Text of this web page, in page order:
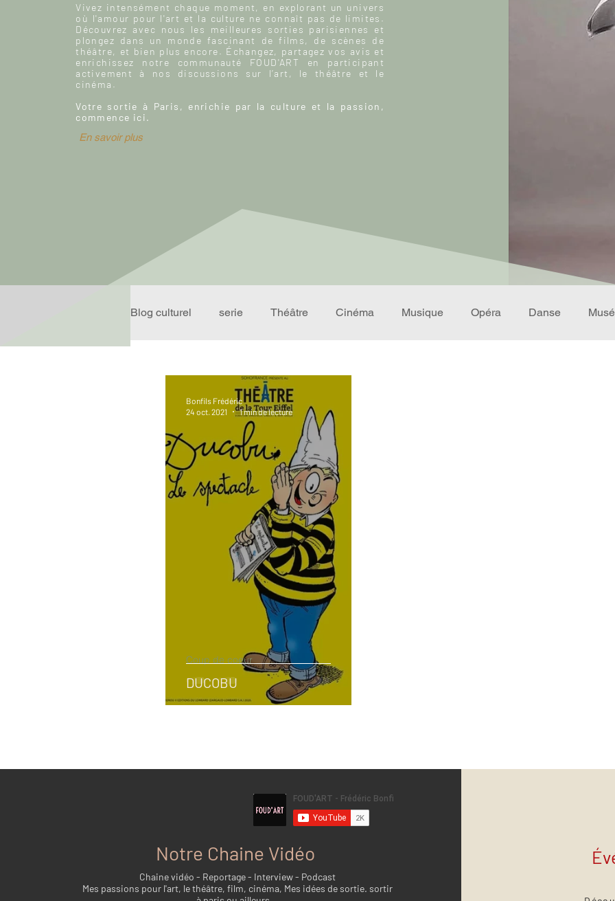
Vivez intensément chaque moment, en explorant un univers
où l'amour pour l'art et la culture ne connaît pas de limites.
Découvrez avec nous les meilleures sorties parisiennes et
plongez dans un monde fascinant de films, de scènes de
théâtre, et bien plus encore. Échangez, partagez vos avis et
enrichissez notre communauté FOUD'ART en participant
activement à nos discussions sur l’art, le théâtre et le
cinéma.
Votre sortie à Paris, enrichie par la culture et la passion,
commence ici.
En savoir plus
Blog culturel serie Théâtre Cinéma Musique Opéra Danse
Rire Récompense
Événement Validé par Romane. Spécial Famille
Annuaire Théâtre - Musée
DUCOBU
Coup de coeur
Bonfils Frédéric
24 oct. 2021
1 min de lecture
Notre Chaine Vidéo
Chaine vidéo - Reportage - Interview - Podcast
Mes passions pour l'art, le théâtre, film, cinéma, Mes idées de sortie. sortir